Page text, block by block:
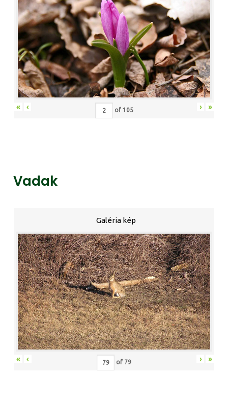
« ‹ of 105 › »
Vadak
Galéria kép
« ‹ of 79 › »